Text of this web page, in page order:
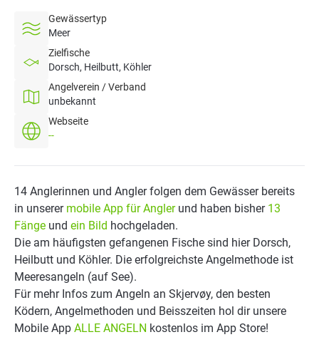
Gewässertyp
Meer
Zielfische
Dorsch, Heilbutt, Köhler
Angelverein / Verband
unbekannt
Webseite
--
14 Anglerinnen und Angler folgen dem Gewässer bereits
in unserer mobile App für Anglerund haben bisher 13
Fänge und ein Bild hochgeladen.
Die am häufigsten gefangenen Fische sind hier Dorsch,
Heilbutt und Köhler. Die erfolgreichste Angelmethode ist
Meeresangeln (auf See).
Für mehr Infos zum Angeln an Skjervøy, den besten
Ködern, Angelmethoden und Beisszeiten hol dir unsere
Mobile App ALLE ANGELN kostenlos im App Store!